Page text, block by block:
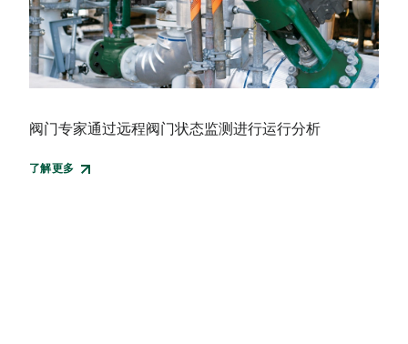
阀门专家通过远程阀门状态监测进行运行分析
了解更多